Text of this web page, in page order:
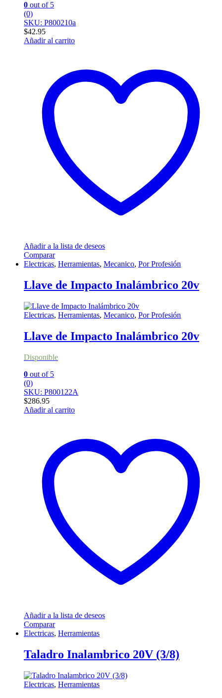
0 out of 5
(0)
SKU: P800210a
$42.95
Añadir al carrito
Añadir a la lista de deseos
Comparar
Electricas, Herramientas, Mecanico, Por Profesión
Llave de Impacto Inalámbrico 20v
Electricas, Herramientas, Mecanico, Por Profesión
Llave de Impacto Inalámbrico 20v
Disponible
0 out of 5
(0)
SKU: P800122A
$286.95
Añadir al carrito
Añadir a la lista de deseos
Comparar
Electricas, Herramientas
Taladro Inalambrico 20V (3/8)
Electricas, Herramientas